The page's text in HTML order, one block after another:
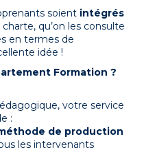
soient intégrés
charte, qu’on les consulte
en termes de
idée !
Formation ?
votre service
:
de production
les intervenants